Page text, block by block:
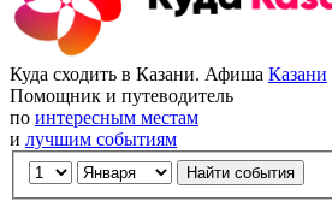
Куда сходить в Казани. Афиша Казани
Помощник и путеводитель
по интересным местам
и лучшим событиям